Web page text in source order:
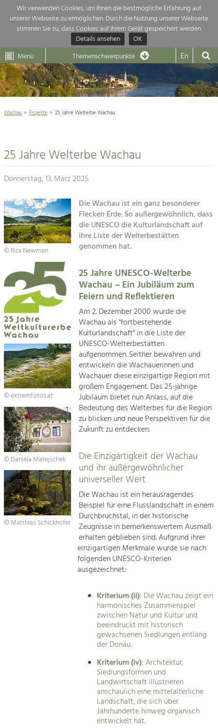
Wir verwenden Cookies, um Ihnen die bestmögliche Erfahrung auf
unserer Webseite zu ermöglichen. Durch die Nutzung unserer Webseite
stimmen Sie zu, dass Cookies auf Ihrem Gerät gespeichert werden.
Details ansehen
OK
Dunkelsteinerwald Klima
Menü Themenschwerpunkte En
Aktuelles
Weltkulturerbe Wachau 
Rückblick 25 Jahre Jubiläum
Architektur
Landwirtschaft & Tourismus
Projekte
Kirchen am Fluss
Impressum
Kontakt
Themenübersicht
Die Regionalentwicklung in unserer Region ist sehr vielfältig. Deshalb
geben wir hier eine Übersicht über unsere Themenschwerpunkte. Für
mehr Informationen einfach das Thema anklicken und schon werden alle
Projekte in diesem Kontext angezeigt.
Natur- &
Baukultur
Land- & Forstwirtschaft
Bewirtschaftung und Pflege der
Kulturlandschaft.
Tourismus
Angebotsentwicklung und
Kunst & Kultur
Handwerk, Wissenschaft und Forschung.
Soziales, Bildung &
Identität
Gleichberechtigung, Jugend und
Integration
Mobilität & Energie
Klimawandel, öffentlicher Verkehr und
erneuerbare Energie
Wirtschaft
Steigerung regionaler Wertschöpfung
Wachau Projekte 25 Jahre Welterbe Wachau
25 Jahre Welterbe Wachau
Donnerstag, 13. März 2025
© Rita Newman
© extremfotos.at
© Daniela Matejschek
© Matthias Schickhofer
Die Wachau ist ein ganz besonderer
Flecken Erde. So außergewöhnlich, dass
die UNESCO die Kulturlandschaft auf
ihre Liste der Welterbestätten
genommen hat.
25 Jahre UNESCO-Welterbe
Wachau – Ein Jubiläum zum
Feiern und Reflektieren
Am 2. Dezember 2000 wurde die
Wachau als "fortbestehende
Kulturlandschaft" in die Liste der
UNESCO-Welterbestätten
aufgenommen. Seither bewahren und
entwickeln die Wachauerinnen und
Wachauer diese einzigartige Region mit
großem Engagement. Das 25-jährige
Jubiläum bietet nun Anlass, auf die
Bedeutung des Welterbes für die Region
zu blicken und neue Perspektiven für die
Zukunft zu entdecken.
Die Einzigartigkeit der Wachau
und ihr außergewöhnlicher
universeller Wert
Die Wachau ist ein herausragendes
Beispiel für eine Flusslandschaft in einem
Durchbruchstal, in der historische
Zeugnisse in bemerkenswertem Ausmaß
erhalten geblieben sind. Aufgrund ihrer
einzigartigen Merkmale wurde sie nach
folgenden UNESCO-Kriterien
ausgezeichnet:
Kriterium (ii): Die Wachau zeigt ein
harmonisches Zusammenspiel
zwischen Natur und Kultur und
beeindruckt mit historisch
gewachsenen Siedlungen entlang
der Donau.
Kriterium (iv): Architektur,
Siedlungsformen und
Landwirtschaft illustrieren
anschaulich eine mittelalterliche
Landschaft, die sich über
Jahrhunderte hinweg organisch
entwickelt hat.